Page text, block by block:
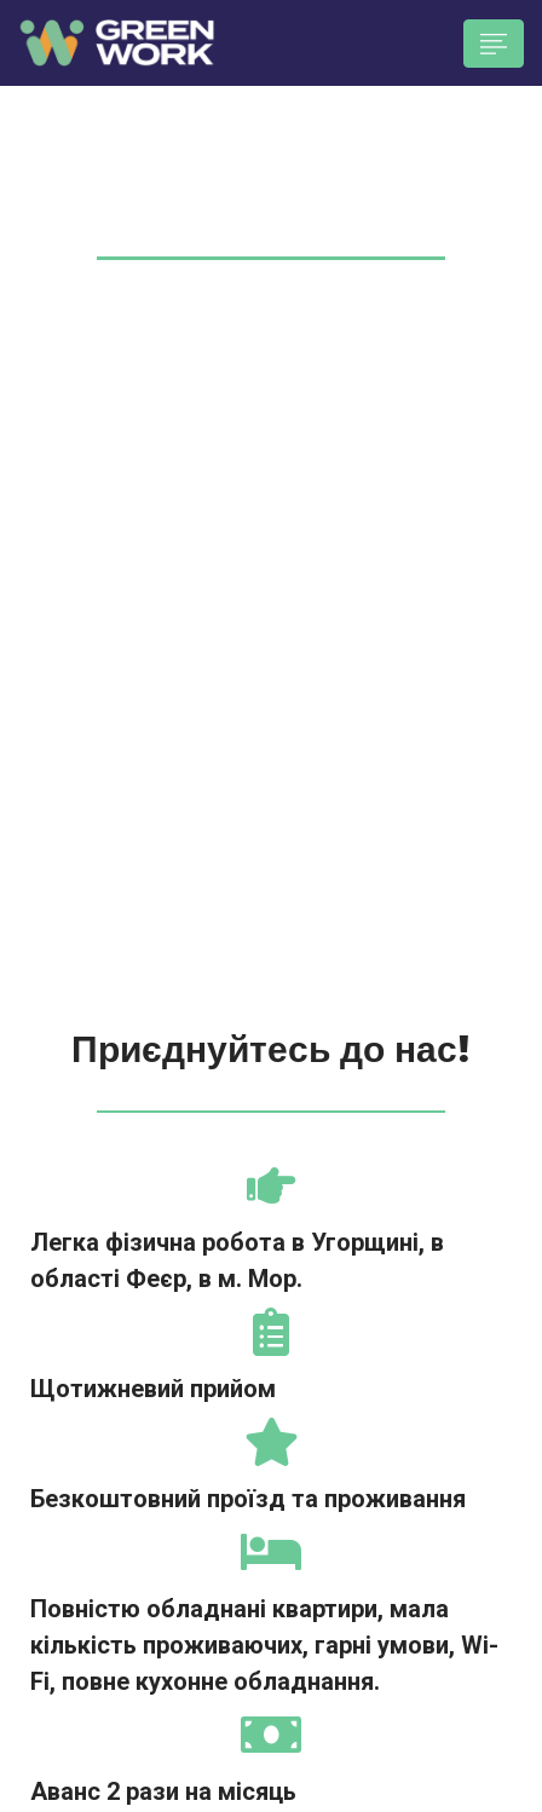
Приєднуйтесь до нас!
Легка фізична робота в Угорщині, в
області Феєр, в м. Мор.
Щотижневий прийом
Безкоштовний проїзд та проживання
Повністю обладнані квартири, мала
кількість проживаючих, гарні умови, Wi-
Fi, повне кухонне обладнання.
Аванс 2 рази на місяць